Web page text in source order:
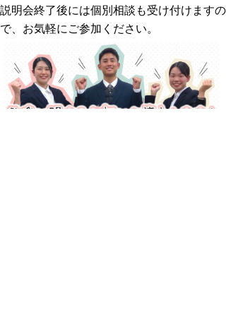
説明会終了後には個別相談も受け付けますの
で、お気軽にご参加ください。